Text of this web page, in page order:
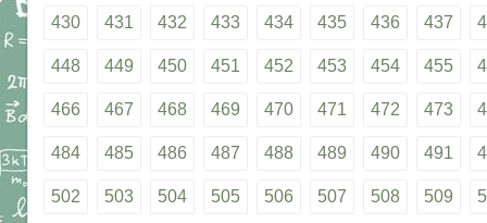
430 431 432 433 434 435 436 437
448 449 450 451 452 453 454 455
466 467 468 469 470 471 472 473
484 485 486 487 488 489 490 491
502 503 504 505 506 507 508 509